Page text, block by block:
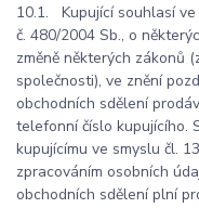
10.1. Kupující souhlasí
č. 480/2004 Sb., o
změně některých zákonů
společnosti), ve znění
obchodních sdělení
telefonní číslo kupujícího.
kupujícímu ve smyslu čl.
zpracováním osobních
obchodních sdělení plní